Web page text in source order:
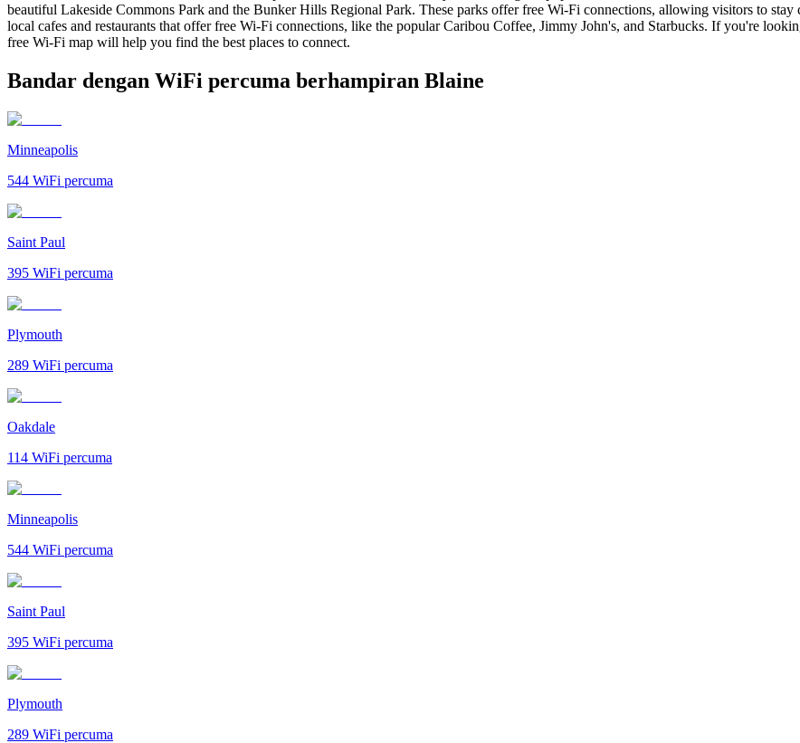
beautiful Lakeside Commons Park and the Bunker Hills Regional Park. These parks offer free Wi-Fi connections, allowing visitors to stay
local cafes and restaurants that offer free Wi-Fi connections, like the popular Caribou Coffee, Jimmy John's, and Starbucks. If you're
free Wi-Fi map will help you find the best places to connect.
Bandar dengan WiFi percuma berhampiran Blaine
Minneapolis
544 WiFi percuma
Saint Paul
395 WiFi percuma
Plymouth
289 WiFi percuma
Oakdale
114 WiFi percuma
Minneapolis
544 WiFi percuma
Saint Paul
395 WiFi percuma
Plymouth
289 WiFi percuma